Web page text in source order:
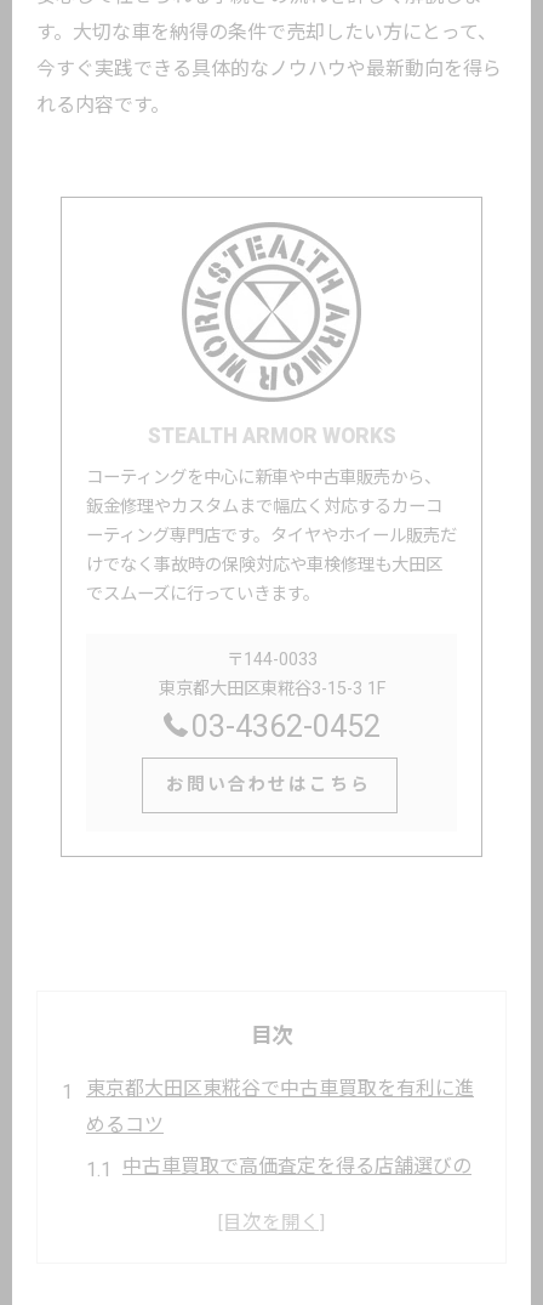
す。大切な車を納得の条件で売却したい方にとって、
今すぐ実践できる具体的なノウハウや最新動向を得ら
れる内容です。
STEALTH ARMOR WORKS
コーティングを中心に新車や中古車販売から、
鈑金修理やカスタムまで幅広く対応するカーコ
ーティング専門店です。タイヤやホイール販売だ
けでなく事故時の保険対応や車検修理も大田区
でスムーズに行っていきます。
〒144-0033
東京都大田区東糀谷3-15-3 1F
03-4362-0452
お問い合わせはこちら
目次
東京都大田区東糀谷で中古車買取を有利に進
めるコツ
中古車買取で高価査定を得る店舗選びの